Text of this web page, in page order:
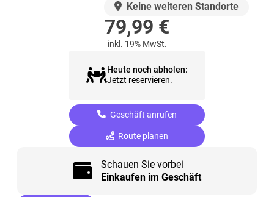
Keine weiteren Standorte
79,99 €
inkl. 19% MwSt.
Heute noch abholen:
Jetzt reservieren.
Geschäft anrufen
Route planen
Schauen Sie vorbei
Einkaufen im Geschäft